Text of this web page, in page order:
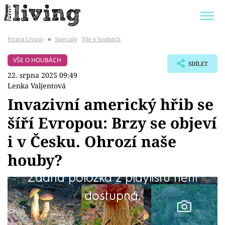
BYDLENÍ SLAVNÝCH
Témata
Bydlení
Zahrada
Design
Prima Living ■ Speciály Vše o houbách
VŠE O HOUBÁCH
22. srpna 2025 09:49
Lenka Valjentová
SDÍLET
Invazivní americký hřib se
šíří Evropou: Brzy se objeví
i v Česku. Ohrozí naše
houby?
Žádná položka z playlistu není
dostupná.